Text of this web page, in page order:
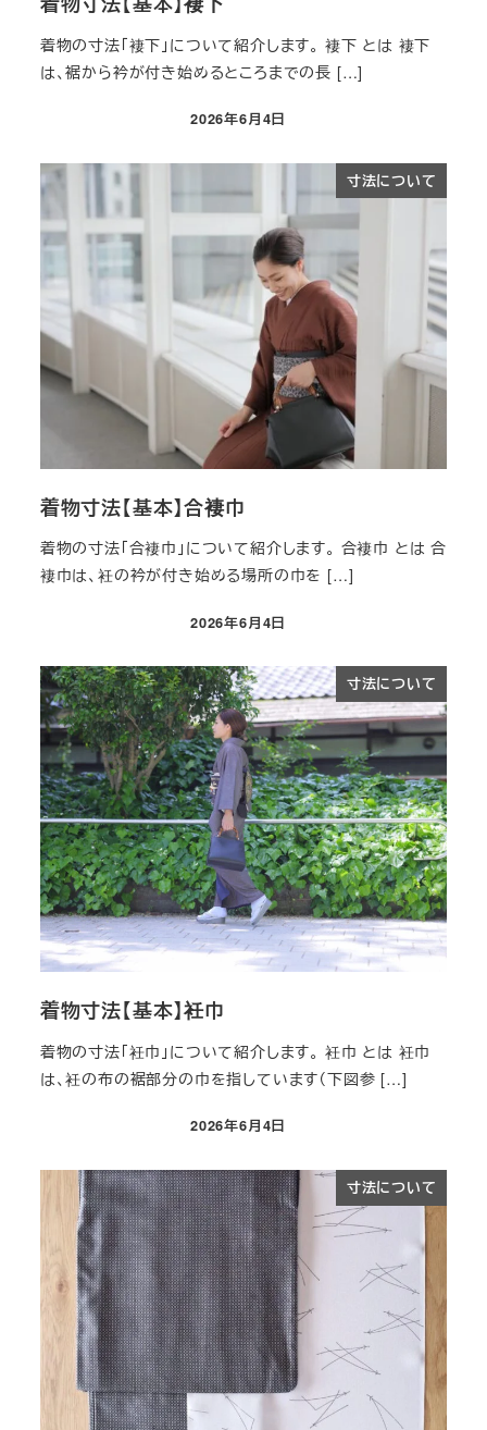
着物の寸法「褄下​」について紹介します。 褄下​ とは 褄下​
は、裾から衿が付き始めるところまでの長 […]
投稿日
2026年6月4日
寸法について
着物寸法【基本】合褄巾​
着物の寸法「合褄巾​」について紹介します。 合褄巾​ とは 合
褄巾​は、衽の衿が付き始める場所の巾を […]
投稿日
2026年6月4日
寸法について
着物寸法【基本】衽巾
着物の寸法「衽巾」について紹介します。 衽巾 とは 衽巾
は、衽の布の裾部分の巾を指しています（下図参 […]
投稿日
2026年6月4日
寸法について